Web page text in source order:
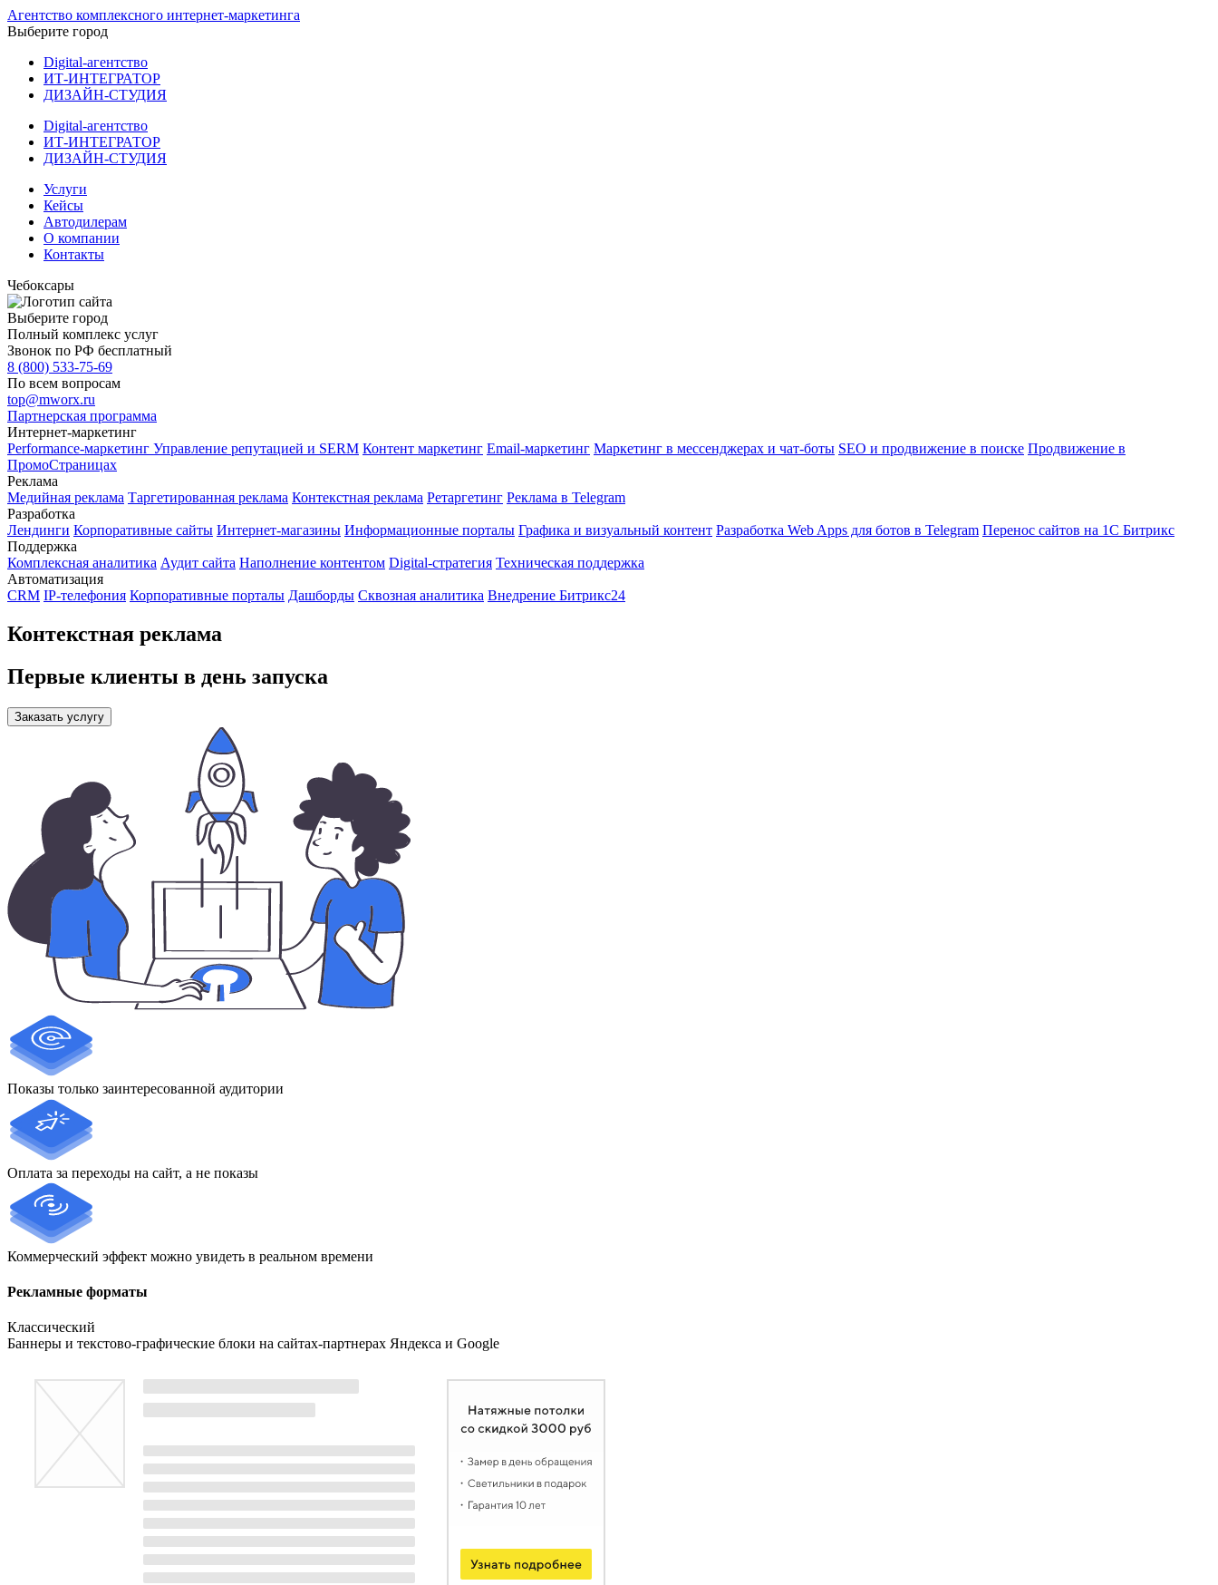
Агентство комплексного интернет-маркетинга
Выберите город
Digital-агентство
ИТ-ИНТЕГРАТОР
ДИЗАЙН-СТУДИЯ
Digital-агентство
ИТ-ИНТЕГРАТОР
ДИЗАЙН-СТУДИЯ
Услуги
Кейсы
Автодилерам
О компании
Контакты
Чебоксары
Выберите город
Полный комплекс услуг
Звонок по РФ бесплатный
8 (800) 533-75-69
По всем вопросам
top@mworx.ru
Партнерская программа
Интернет-маркетинг
Performance-маркетинг Управление репутацией и SERM Контент маркетинг Email-маркетинг Маркетинг в мессенджерах и чат-боты SEO и продвижение в поиске Продвижение в
ПромоСтраницах
Реклама
Медийная реклама Таргетированная реклама Контекстная реклама Ретаргетинг Реклама в Telegram
Разработка
Лендинги Корпоративные сайты Интернет-магазины Информационные порталы Графика и визуальный контент Разработка Web Apps для ботов в Telegram Перенос сайтов на 1С Битрикс
Поддержка
Комплексная аналитика Аудит сайта Наполнение контентом Digital-стратегия Техническая поддержка
Автоматизация
CRM IP-телефония Корпоративные порталы Дашборды Сквозная аналитика Внедрение Битрикс24
Контекстная реклама
Первые клиенты в день запуска
Заказать услугу
Показы только заинтересованной аудитории
Оплата за переходы на сайт, а не показы
Коммерческий эффект можно увидеть в реальном времени
Рекламные форматы
Классический
Баннеры и текстово-графические блоки на сайтах-партнерах Яндекса и Google